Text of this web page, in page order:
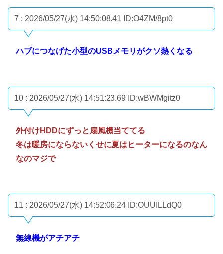
7 : 2026/05/27(水) 14:50:08.41 ID:O4ZM/8pt0
ハブにつなげた小型のUSBメモリがクソ熱くなる
10 : 2026/05/27(水) 14:51:23.69 ID:wBWMgitz0
外付けHDDにずっと扇風機当ててる
冬は暖房にならないくせに夏はヒーターになるのなん
なのマジで
11 : 2026/05/27(水) 14:52:06.24 ID:OUUILLdQ0
無線機がアチアチ